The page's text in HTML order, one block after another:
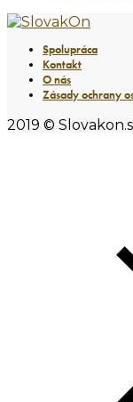
Spolupráca
Kontakt
O nás
Zásady ochrany
2019 ©